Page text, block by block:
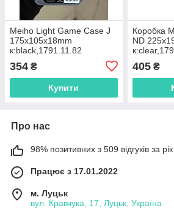
Meiho Light Game Case J
175x105x18mm
к:black,1791.11.82
354 ₴
Купити
Коробка
ND
405₴
Про нас
98% позитивних з 509 відгуків за рік
Працює з 17.01.2022
м. Луцьк
вул. Кравчука, 17, Луцьк, Україна